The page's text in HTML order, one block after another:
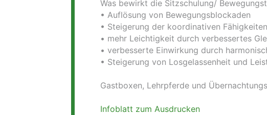
Was bewirkt die Sitzschulung/
• Auflösung von Bewegungsblockaden
• Steigerung der koordinativen Fähigkeiten
• mehr Leichtigkeit durch verbessertes
• verbesserte Einwirkung durch
• Steigerung von Losgelassenheit und
Gastboxen, Lehrpferde und
Infoblatt zum Ausdrucken